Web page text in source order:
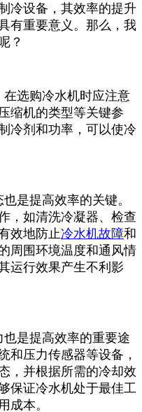
冷设备，其效率的提升
有重要意义。那么，我
？
选购冷水机时应注意
缩机的类型等关键参
冷剂和功率，可以使冷
是提高效率的关键。
，如清洗冷凝器、检查
效地防止冷水机故障和
周围环境温度和通风情
运行效果产生不利影
是提高效率的重要途
和压力传感器等设备，
，并根据所需的冷却效
保证冷水机处于最佳工
成本。